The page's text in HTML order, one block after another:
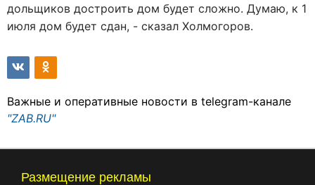
дольщиков достроить дом будет сложно. Думаю, к 1
июля дом будет сдан, - сказал Холмогоров.
Важные и оперативные новости в telegram-канале
"ZAB.RU"
Размещение рекламы